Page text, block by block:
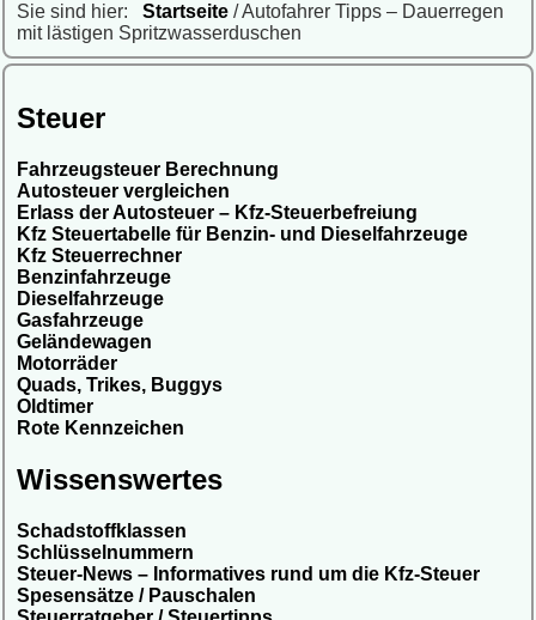
Sie sind hier: Startseite / Autofahrer Tipps – Dauerregen
mit lästigen Spritzwasserduschen
Steuer
Fahrzeugsteuer Berechnung
Autosteuer vergleichen
Erlass der Autosteuer – Kfz-Steuerbefreiung
Kfz Steuertabelle für Benzin- und Dieselfahrzeuge
Kfz Steuerrechner
Benzinfahrzeuge
Dieselfahrzeuge
Gasfahrzeuge
Geländewagen
Motorräder
Quads, Trikes, Buggys
Oldtimer
Rote Kennzeichen
Wissenswertes
Schadstoffklassen
Schlüsselnummern
Steuer-News – Informatives rund um die Kfz-Steuer
Spesensätze / Pauschalen